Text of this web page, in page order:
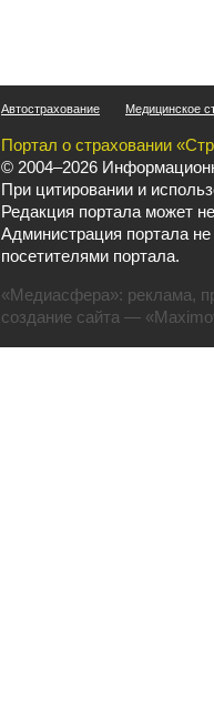
Автострахование Медицинское
Портал о страховании
© 2004–2026
При цитировании и
Редакция портала может
Администрация портала
посетителями портала.
«Медиасфера»: реклама,
создание сайта —